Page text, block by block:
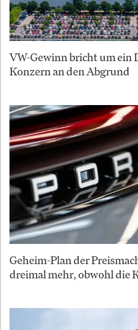
VW-Gewinn bricht um ein
Konzern an den Abgrund
Geheim-Plan der
dreimal mehr, obwohl die